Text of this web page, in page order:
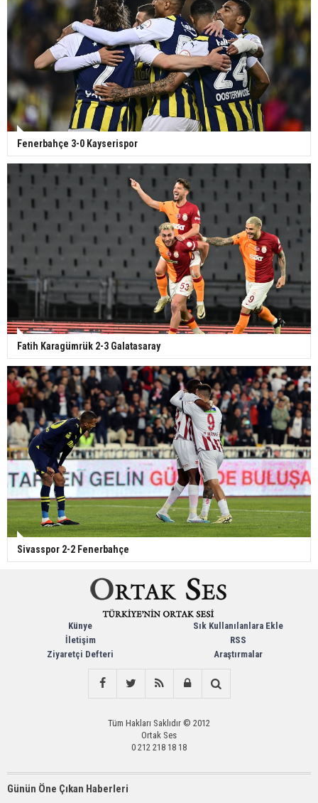
Fenerbahçe 3-0 Kayserispor
Fatih Karagümrük 2-3 Galatasaray
Sivasspor 2-2 Fenerbahçe
Künye
İletişim
Ziyaretçi Defteri
Sık Kullanılanlara Ekle
RSS
Araştırmalar
Tüm Hakları Saklıdır © 2012
Ortak Ses
0 212 218 18 18
Günün Öne Çıkan Haberleri